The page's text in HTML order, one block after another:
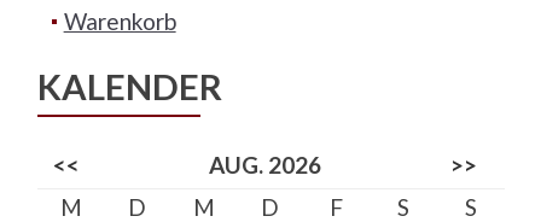
Warenkorb
KALENDER
<< AUG. 2026
>>
M
D M D F S
S